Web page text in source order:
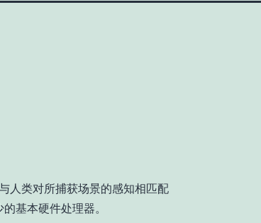
人类对所捕获场景的感知相匹配
基本硬件处理器。